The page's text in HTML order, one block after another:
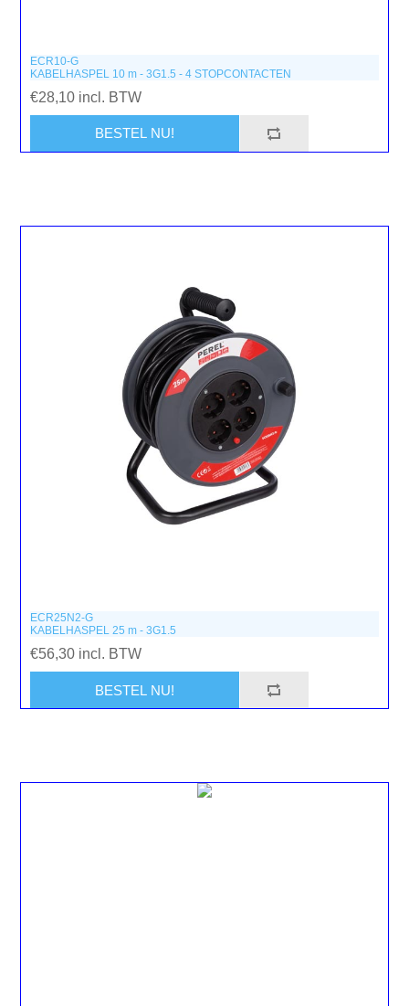
ECR10-G
KABELHASPEL 10 m - 3G1.5 - 4 STOPCONTACTEN
€28,10 incl. BTW
ECR25N2-G
KABELHASPEL 25 m - 3G1.5
€56,30 incl. BTW